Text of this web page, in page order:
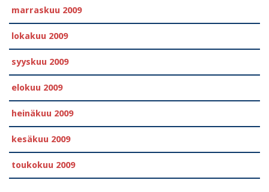
marraskuu 2009
lokakuu 2009
syyskuu 2009
elokuu 2009
heinäkuu 2009
kesäkuu 2009
toukokuu 2009